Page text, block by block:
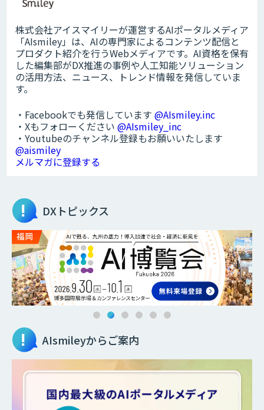
株式会社アイスマイリーが運営するAIポータルメディア
「AIsmiley」は、AIの専門家によるコンテンツ配信と
プロダクト紹介を行うWebメディアです。AI資格を保有
した編集部がDX推進の事例や人工知能ソリューション
の活用方法、ニュース、トレンド情報を発信していま
す。
・Facebookでも発信しています @AIsmiley.inc
・Xもフォローください @AIsmiley_inc
・Youtubeのチャンネル登録もお願いいたします
@aismiley
メルマガに登録する
DXトピックス
AIsmileyからご案内